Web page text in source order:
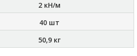
2 кН/м
40 шт
50,9 кг